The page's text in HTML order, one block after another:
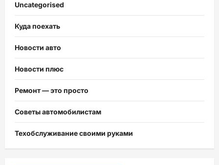
Uncategorised
Куда поехать
Новости авто
Новости плюс
Ремонт — это просто
Советы автомобилистам
Техобслуживание своими руками